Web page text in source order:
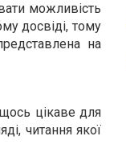
можливість
досвіді, тому
на
цікаве для
читання якої